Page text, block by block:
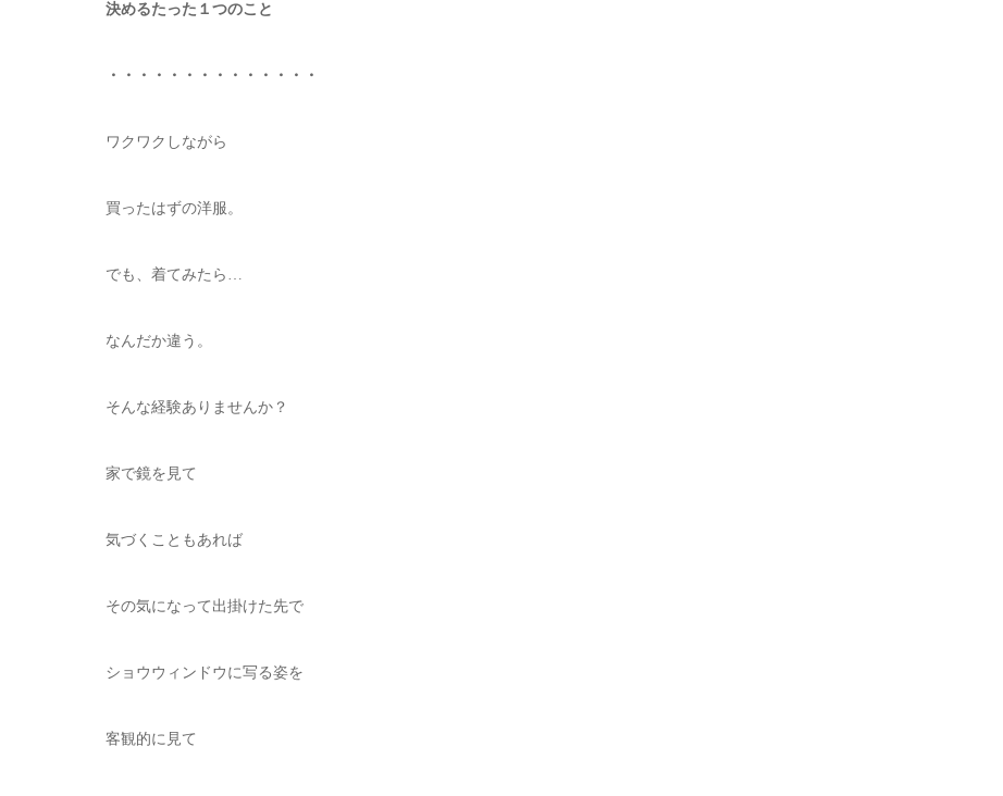
決めるたった１つのこと
・・・・・・・・・・・・・・
ワクワクしながら
買ったはずの洋服。
でも、着てみたら…
なんだか違う。
そんな経験ありませんか？
家で鏡を見て
気づくこともあれば
その気になって出掛けた先で
ショウウィンドウに写る姿を
客観的に見て